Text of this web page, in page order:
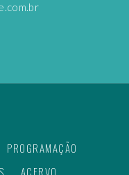
PROGRAMAÇÃO
ACERVO